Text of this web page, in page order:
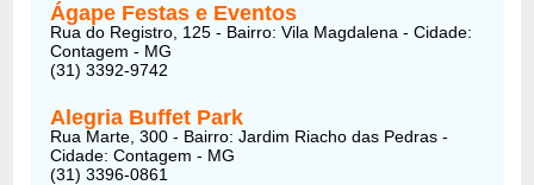
Ágape Festas e Eventos
Rua do Registro, 125 - Bairro: Vila Magdalena - Cidade:
Contagem - MG
(31) 3392-9742
Alegria Buffet Park
Rua Marte, 300 - Bairro: Jardim Riacho das Pedras -
Cidade: Contagem - MG
(31) 3396-0861